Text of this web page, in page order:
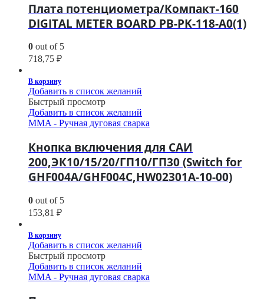
Плата потенциометра/Компакт-160
DIGITAL METER BOARD PB-PK-118-A0(1)
0 out of 5
718,75 ₽
В корзину
Добавить в список желаний
Быстрый просмотр
Добавить в список желаний
MMA - Ручная дуговая сварка
Кнопка включения для САИ
200,ЭК10/15/20/ГП10/ГП30 (Switch for
GHF004A/GHF004C,HW02301A-10-00)
0 out of 5
153,81 ₽
В корзину
Добавить в список желаний
Быстрый просмотр
Добавить в список желаний
MMA - Ручная дуговая сварка